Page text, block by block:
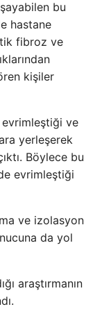
bu
hastane
fibroz ve
kişiler
evrimleştiği ve
yerleşerek
Böylece bu
evrimleştiği
ve izolasyon
da yol
araştırmanın